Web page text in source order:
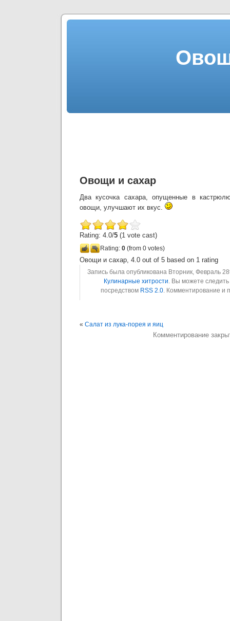
Овощи и сахар
Два кусочка сахара, опущенные в
овощи, улучшают их вкус.
Rating: 4.0/5 (1 vote cast)
Rating: 0 (from 0 votes)
Овощи и сахар, 4.0 out of 5 based on 1 rating
Запись была опубликована Вторник, Февраль
Кулинарные хитрости. Вы можете
посредством RSS 2.0. Комментирование и
« Салат из лука-порея и яиц
Комментирование